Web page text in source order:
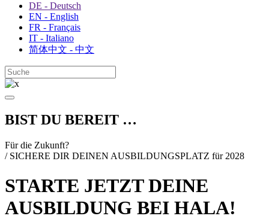
DE - Deutsch
EN - English
FR - Français
IT - Italiano
简体中文 - 中文
BIST DU BEREIT …
Für die Zukunft?
/ SICHERE DIR DEINEN AUSBILDUNGSPLATZ für 2028
STARTE JETZT DEINE
AUSBILDUNG BEI HALA!